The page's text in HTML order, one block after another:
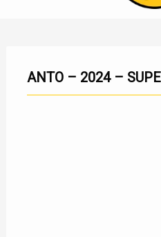
ANTO – 2024 –